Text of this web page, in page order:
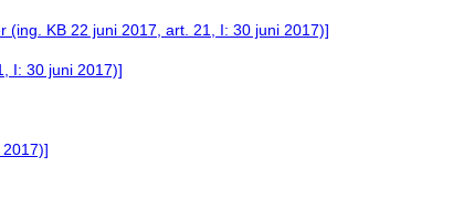
KB 22 juni 2017, art. 21, I: 30 juni 2017)]
I: 30 juni 2017)]